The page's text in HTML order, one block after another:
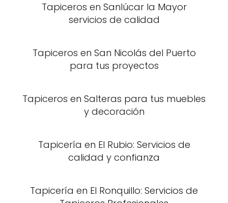
Tapiceros en Sanlúcar la Mayor
servicios de calidad
Tapiceros en San Nicolás del Puerto
para tus proyectos
Tapiceros en Salteras para tus muebles
y decoración
Tapicería en El Rubio: Servicios de
calidad y confianza
Tapicería en El Ronquillo: Servicios de